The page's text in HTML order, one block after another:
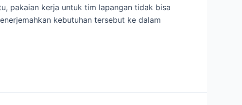
pakaian kerja untuk tim lapangan tidak bisa
kebutuhan tersebut ke dalam